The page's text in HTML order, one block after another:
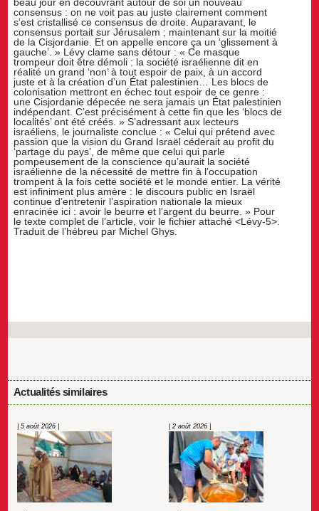
consensus : on ne voit pas au juste clairement comment
s’est cristallisé ce consensus de droite. Auparavant, le
consensus portait sur Jérusalem ; maintenant sur la moitié
de la Cisjordanie. Et on appelle encore ça un ‘glissement à
gauche’. » Lévy clame sans détour : « Ce masque
trompeur doit être démoli : la société israélienne dit en
réalité un grand ‘non’ à tout espoir de paix, à un accord
juste et à la création d’un État palestinien… Les blocs de
colonisation mettront en échec tout espoir de ce genre :
une Cisjordanie dépecée ne sera jamais un État palestinien
indépendant. C’est précisément à cette fin que les ‘blocs de
localités’ ont été créés. » S’adressant aux lecteurs
israéliens, le journaliste conclue : « Celui qui prétend avec
passion que la vision du Grand Israël céderait au profit du
‘partage du pays’, de même que celui qui parle
pompeusement de la conscience qu’aurait la société
israélienne de la nécessité de mettre fin à l’occupation
trompent à la fois cette société et le monde entier. La vérité
est infiniment plus amère : le discours public en Israël
continue d’entretenir l’aspiration nationale la mieux
enracinée ici : avoir le beurre et l’argent du beurre. » Pour
le texte complet de l’article, voir le fichier attaché <Lévy-5>.
Traduit de l’hébreu par Michel Ghys.
Actualités similaires
| 5 août 2026 | | 2 août 2026 |